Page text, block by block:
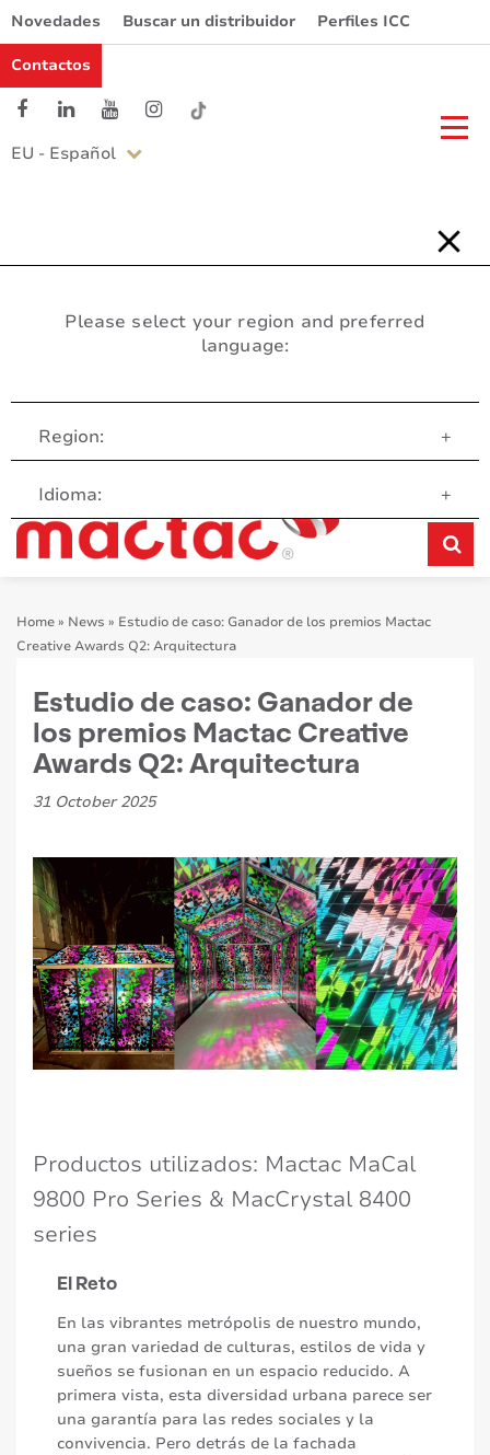
Novedades Buscar un distribuidor Perfiles ICC
Contactos
EU - Español
Please select your region and preferred
language:
Region: +
Idioma: +
Servicio al Cliente
Home» News » Estudio de caso: Ganador de los premios Mactac
Creative Awards Q2: Arquitectura
Estudio de caso: Ganador de
los premios Mactac Creative
Awards Q2: Arquitectura
31 October 2025
Productos utilizados: Mactac MaCal
9800 Pro Series & MacCrystal 8400
series
El Reto
En las vibrantes metrópolis de nuestro mundo,
una gran variedad de culturas, estilos de vida y
sueños se fusionan en un espacio reducido. A
primera vista, esta diversidad urbana parece ser
una garantía para las redes sociales y la
convivencia. Pero detrás de la fachada